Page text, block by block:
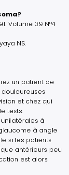
Volume 39 N°4
NS.
un patient de
et chez qui
tests.
à
à angle
si les patients
antérieurs peu
est alors